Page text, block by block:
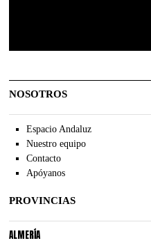
NOSOTROS
Espacio Andaluz
Nuestro equipo
Contacto
Apóyanos
PROVINCIAS
ALMERÍA